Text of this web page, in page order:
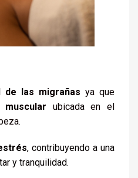
de las migrañas ya que
muscular ubicada en el
, contribuyendo a una
y tranquilidad.